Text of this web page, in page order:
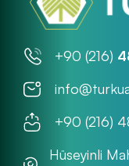
+90 (216)
+90 (216)
Hüseyinli